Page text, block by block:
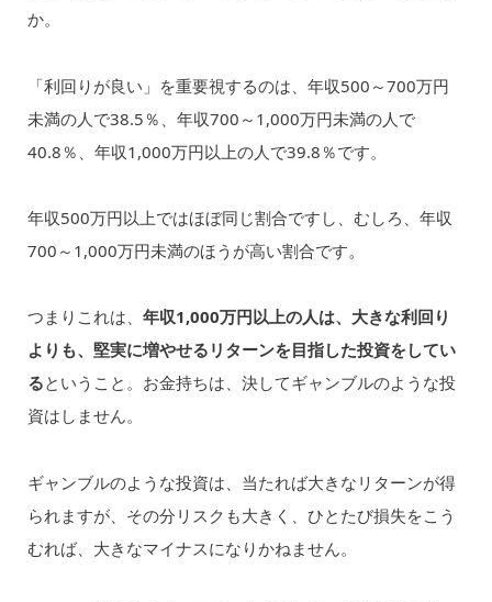
か。
「利回りが良い」を重要視するのは、年収500～700万円
未満の人で38.5％、年収700～1,000万円未満の人で
40.8％、年収1,000万円以上の人で39.8％です。
年収500万円以上ではほぼ同じ割合ですし、むしろ、年収
700～1,000万円未満のほうが高い割合です。
つまりこれは、 年収1,000万円以上の人は、大きな利回り
よりも、堅実に増やせるリターンを目指した投資をしてい
るということ。お金持ちは、決してギャンブルのような投
資はしません。
ギャンブルのような投資は、当たれば大きなリターンが得
られますが、その分リスクも大きく、ひとたび損失をこう
むれば、大きなマイナスになりかねません。